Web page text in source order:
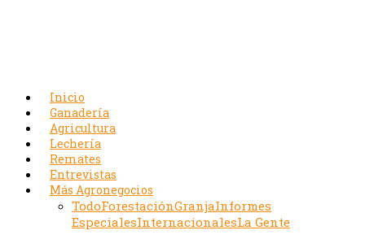
Inicio
Ganadería
Agricultura
Lechería
Remates
Entrevistas
Más Agronegocios
TodoForestaciónGranjaInformes
EspecialesInternacionalesLa Gente